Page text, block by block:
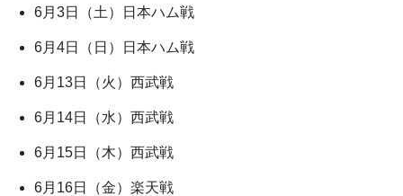
6月3日（土）日本ハム戦
6月4日（日）日本ハム戦
6月13日（火）西武戦
6月14日（水）西武戦
6月15日（木）西武戦
6月16日（金）楽天戦